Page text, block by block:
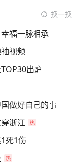
换一换
福一脉相承
视频
出炉
做好自己的事
浙江
死1伤